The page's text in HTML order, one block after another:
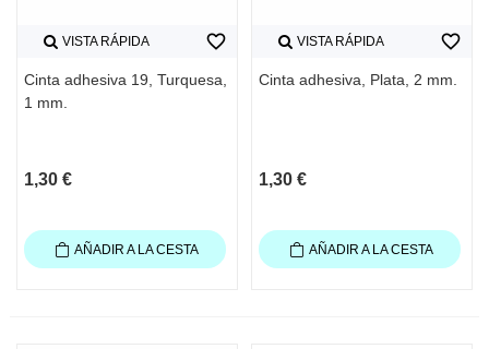
VISTA RÁPIDA
Cinta adhesiva 19, Turquesa,
1 mm.
1,30 €
favorite_border
AÑADIR A LA CESTA
VISTA RÁPIDA
Cinta adhesiva, Plata, 2 mm.
1,30 €
favorite_border
AÑADIR A LA CESTA